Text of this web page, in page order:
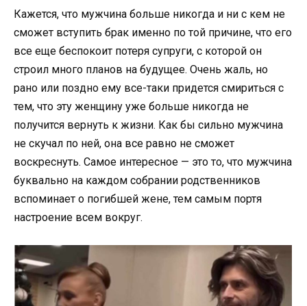
Кажется, что мужчина больше никогда и ни с кем не
сможет вступить брак именно по той причине, что его
все еще беспокоит потеря супруги, с которой он
строил много планов на будущее. Очень жаль, но
рано или поздно ему все-таки придется смириться с
тем, что эту женщину уже больше никогда не
получится вернуть к жизни. Как бы сильно мужчина
не скучал по ней, она все равно не сможет
воскреснуть. Самое интересное — это то, что мужчина
буквально на каждом собрании родственников
вспоминает о погибшей жене, тем самым портя
настроение всем вокруг.